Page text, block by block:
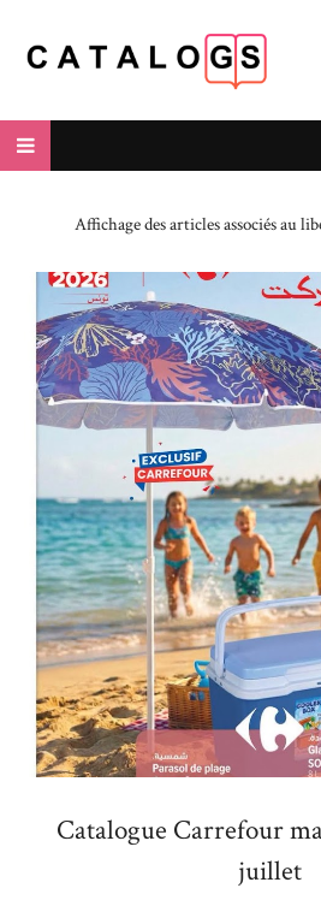
Affichage des articles associés au
Catalogue Carrefour
juillet